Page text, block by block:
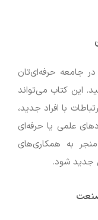
جامعه حرفه‌ای‌تان
این کتاب می‌تواند
با افراد جدید،
علمی یا حرفه‌ای
به همکاری‌های
جدید شود.